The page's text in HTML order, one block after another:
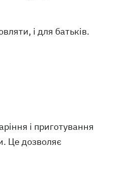
і для батьків.
і приготування
Це дозволяє